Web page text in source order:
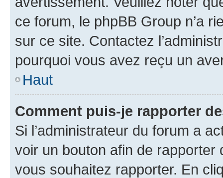
ce forum, le phpBB Group n’a
sur ce site. Contactez
pourquoi vous avez reçu un
Haut
Comment puis-je rapporter
Si l’administrateur du forum a
voir un bouton afin de
vous souhaitez rapporter. En